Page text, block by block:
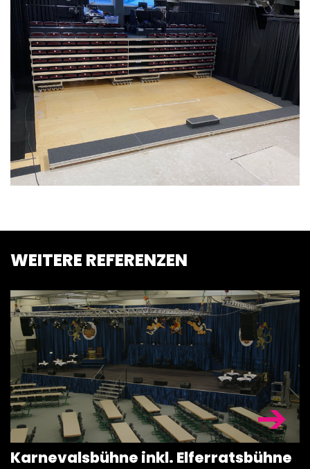
&
ZUBEHÖR
WEITERE REFERENZEN
Karnevalsbühne inkl. Elferratsbühne